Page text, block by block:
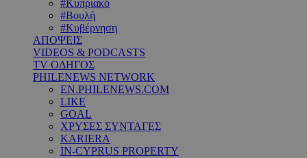
#Κυπριακό
#Βουλή
#Κυβέρνηση
ΑΠΟΨΕΙΣ
VIDEOS & PODCASTS
TV ΟΔΗΓΟΣ
PHILENEWS NETWORK
EN.PHILENEWS.COM
LIKE
GOAL
ΧΡΥΣΕΣ ΣΥΝΤΑΓΕΣ
KARIERA
IN-CYPRUS PROPERTY